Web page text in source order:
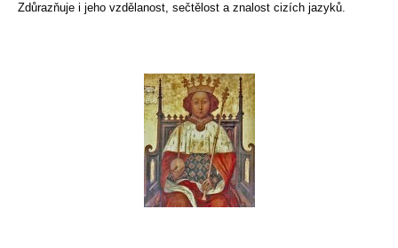
Zdůrazňuje i jeho vzdělanost, sečtělost a znalost cizích jazyků.